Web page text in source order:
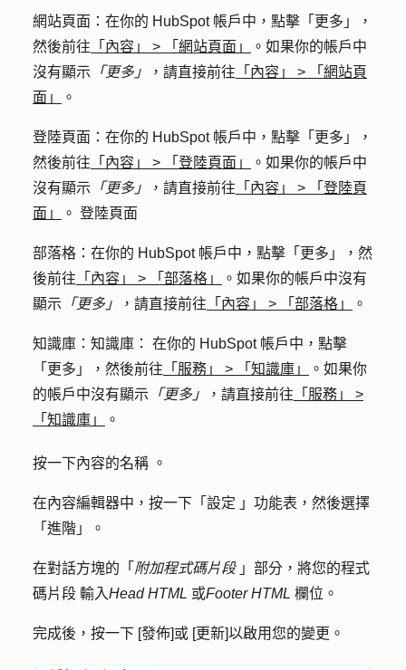
網站頁面 ：在你的 HubSpot 帳戶中，點擊 「更多」
，
然後前往 「內容」 > 「網站頁面」
。如果你的帳戶中
沒有顯示 「更多」 ，請直接前往 「內容」 >
「網站頁
面」
。
登陸頁面 ：在你的 HubSpot 帳戶中，點擊 「更多」
，
然後前往 「內容」 > 「登陸頁面」
。如果你的帳戶中
沒有顯示 「更多」 ，請直接前往 「內容」 >
「登陸頁
面」
。 登陸頁面
部落格 ：在你的 HubSpot 帳戶中，點擊 「更多」
，然
後前往 「內容」 > 「部落格」
。如果你的帳戶中沒有
顯示 「更多」 ，請直接前往 「內容」 > 「部落格」 。
知識庫 ：知識庫： 在你的 HubSpot 帳戶中，點擊
「更多」
，然後前往 「服務」 > 「知識庫」
。如果你
的帳戶中沒有顯示 「更多」 ，請直接前往 「服務」
>
「知識庫」
。
按一下內容的名稱 。
在內容編輯器中，按一下「 設定 」功能表，然後選擇
「 進階 」。
在對話方塊的「 附加程式碼片段 」部分，將您的程式
碼片段 輸入Head HTML 或Footer HTML 欄位。
完成後，按一下 [發佈]或 [更新]以啟用您的變更。